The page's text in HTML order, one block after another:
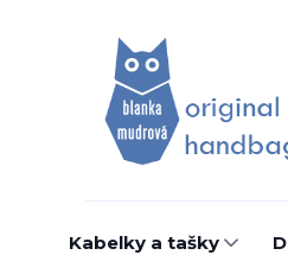
Kabelky a tašky